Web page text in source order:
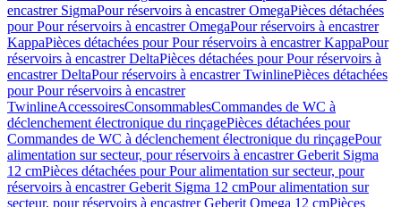
encastrer SigmaPour réservoirs à encastrer OmegaPièces détachées
pour Pour réservoirs à encastrer OmegaPour réservoirs à encastrer
KappaPièces détachées pour Pour réservoirs à encastrer KappaPour
réservoirs à encastrer DeltaPièces détachées pour Pour réservoirs à
encastrer DeltaPour réservoirs à encastrer TwinlinePièces détachées
pour Pour réservoirs à encastrer
TwinlineAccessoiresConsommablesCommandes de WC à
déclenchement électronique du rinçagePièces détachées pour
Commandes de WC à déclenchement électronique du rinçagePour
alimentation sur secteur, pour réservoirs à encastrer Geberit Sigma
12 cmPièces détachées pour Pour alimentation sur secteur, pour
réservoirs à encastrer Geberit Sigma 12 cmPour alimentation sur
secteur, pour réservoirs à encastrer Geberit Omega 12 cmPièces